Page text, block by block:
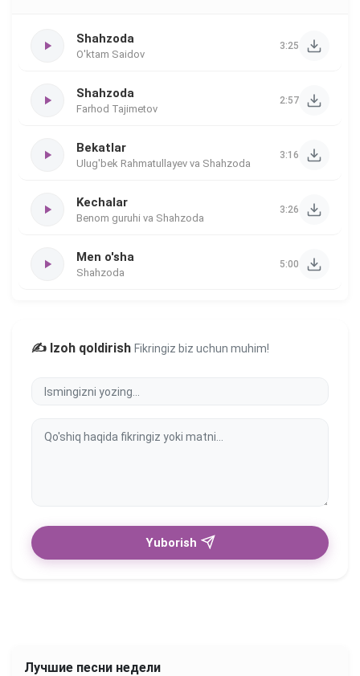
Shahzoda
O'ktam Saidov
3:25
Shahzoda
Farhod Tajimetov
2:57
Bekatlar
Ulug'bek Rahmatullayev va Shahzoda
3:16
Kechalar
Benom guruhi va Shahzoda
3:26
Men o'sha
Shahzoda
5:00
✍️ Izoh qoldirish Fikringiz biz uchun muhim!
Yuborish
Лучшие песни недели